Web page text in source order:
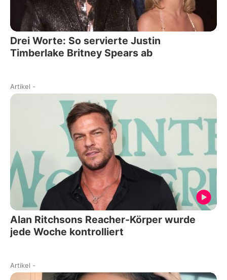
Drei Worte: So servierte Justin
Timberlake Britney Spears ab
Artikel -
Alan Ritchsons Reacher-Körper wurde
jede Woche kontrolliert
Artikel -